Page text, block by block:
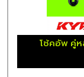
โช้คอัพ คู่ห